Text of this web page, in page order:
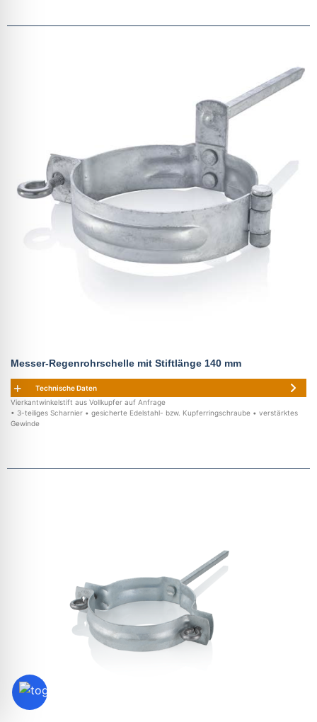
Messer-Regenrohrschelle mit Stiftlänge 140 mm
Technische Daten
Vierkantwinkelstift aus Vollkupfer auf Anfrage
• 3-teiliges Scharnier • gesicherte Edelstahl- bzw. Kupferringschraube • verstärktes
Gewinde